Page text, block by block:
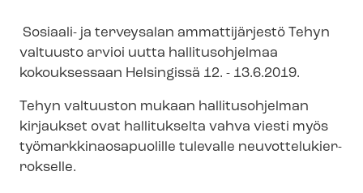
Sosiaali- ja terveysalan ammattijärjestö Tehyn
valtuusto arvioi uutta hallitusohjelmaa
kokouksessaan Helsingissä 12. - 13.6.2019.
Tehyn valtuuston mukaan hallitusohjelman
kirjaukset ovat hallitukselta vahva viesti myös
työ­mark­ki­naos­a­puo­lil­le tulevalle neu­vot­te­lu­kier­
rok­sel­le.